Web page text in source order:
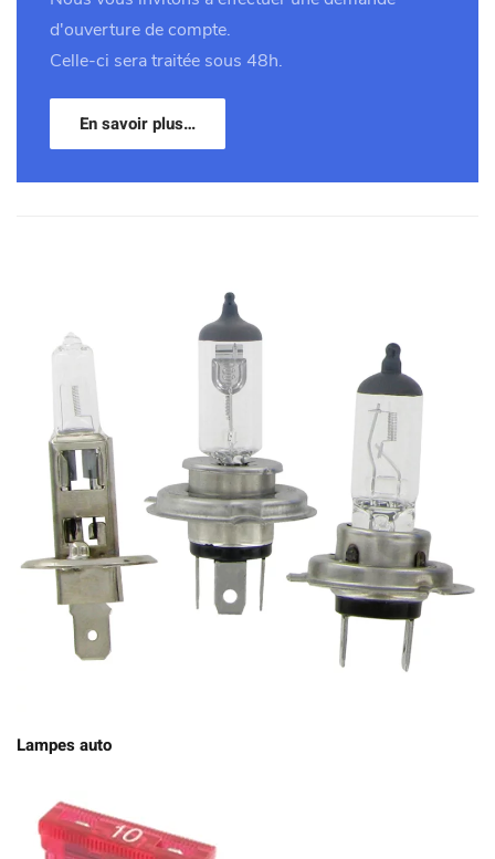
d'ouverture de compte.
Celle-ci sera traitée sous 48h.
En savoir plus…
Lampes auto